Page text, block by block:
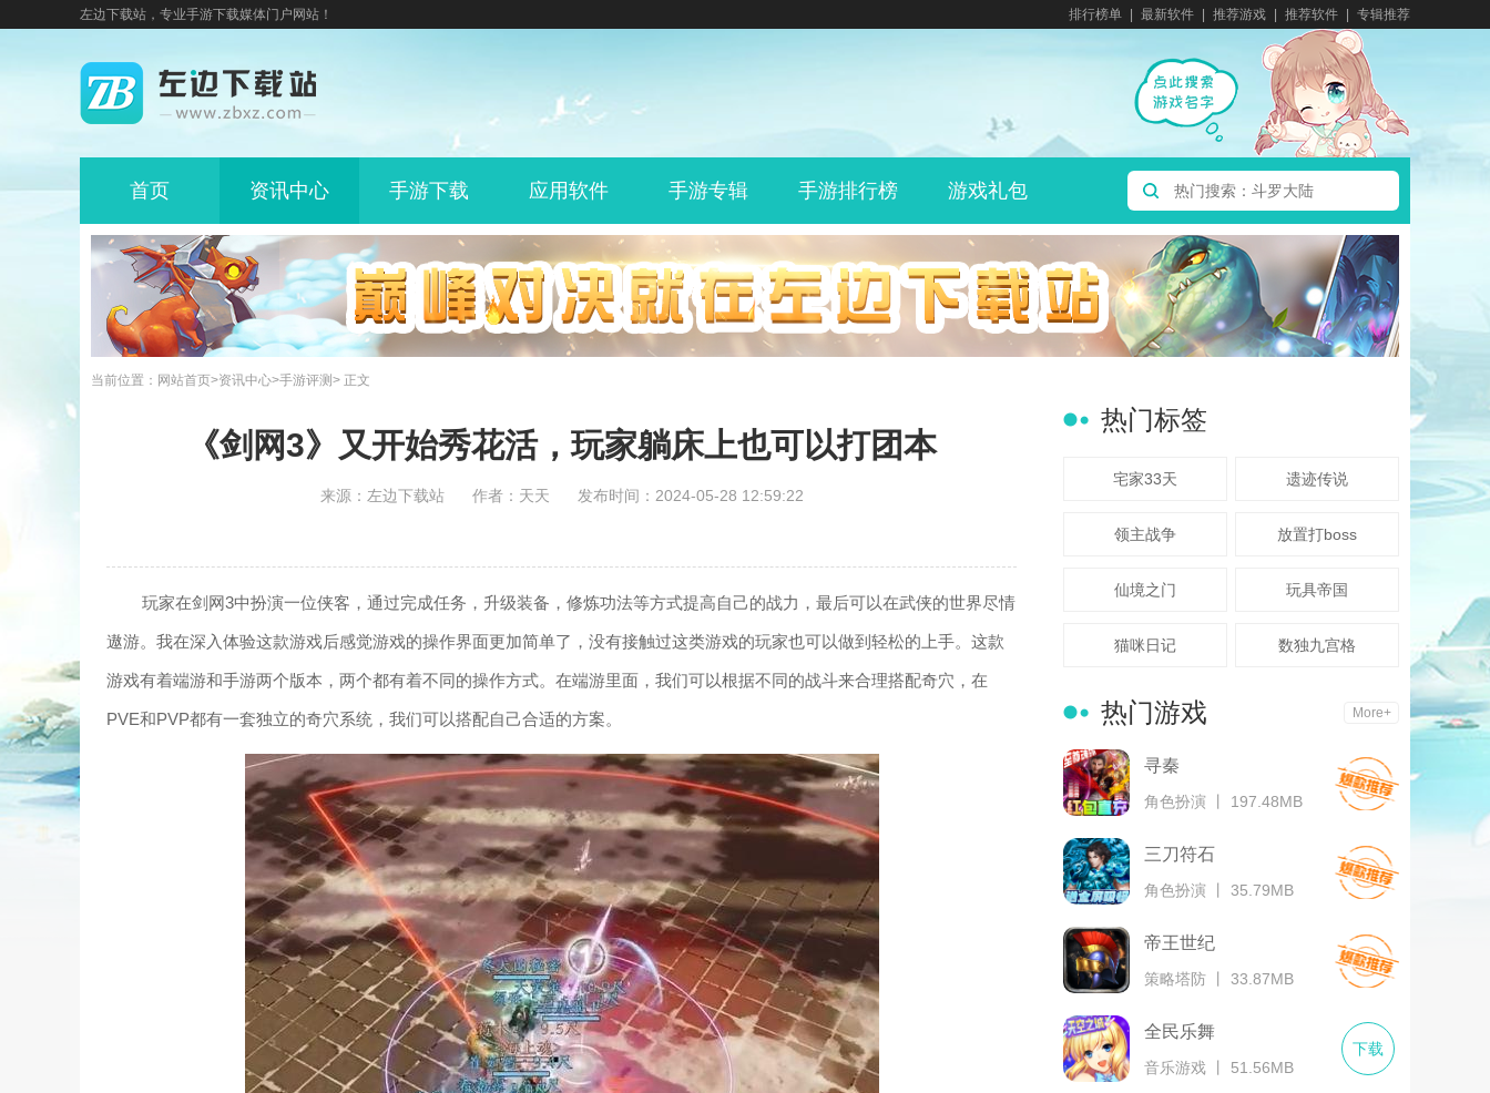
左边下载站，专业手游下载媒体门户网站！ 排行榜单 最新软件 推荐游戏 推荐软件 专辑推荐
首页 资讯中心 手游下载 应用软件 手游专辑 手游排行榜 游戏礼包
当前位置： 网站首页>资讯中心>手游评测 > 正文
《剑网3》又开始秀花活，玩家躺床上也可以打团本
来源：左边下载站 作者：天天 发布时间：2024-05-28 12:59:22
玩家在剑网3中扮演一位侠客，通过完成任务，升级装备，修炼功法等方式提高自己的战力，最后可以在武侠的世界尽情
遨游。我在深入体验这款游戏后感觉游戏的操作界面更加简单了，没有接触过这类游戏的玩家也可以做到轻松的上手。这款
游戏有着端游和手游两个版本，两个都有着不同的操作方式。在端游里面，我们可以根据不同的战斗来合理搭配奇穴，在
PVE和PVP都有一套独立的奇穴系统，我们可以搭配自己合适的方案。
热门标签
宅家33天 遗迹传说
领主战争 放置打boss
仙境之门 玩具帝国
猫咪日记 数独九宫格
热门游戏 More+
寻秦
角色扮演 丨 197.48MB
三刀符石
角色扮演 丨 35.79MB
帝王世纪
策略塔防 丨 33.87MB
全民乐舞
音乐游戏 丨 51.56MB
下载